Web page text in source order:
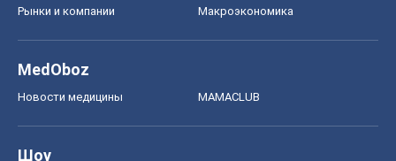
Рынки и компании Mакроэкономика
MedOboz
Новости медицины MAMACLUB
Шоу